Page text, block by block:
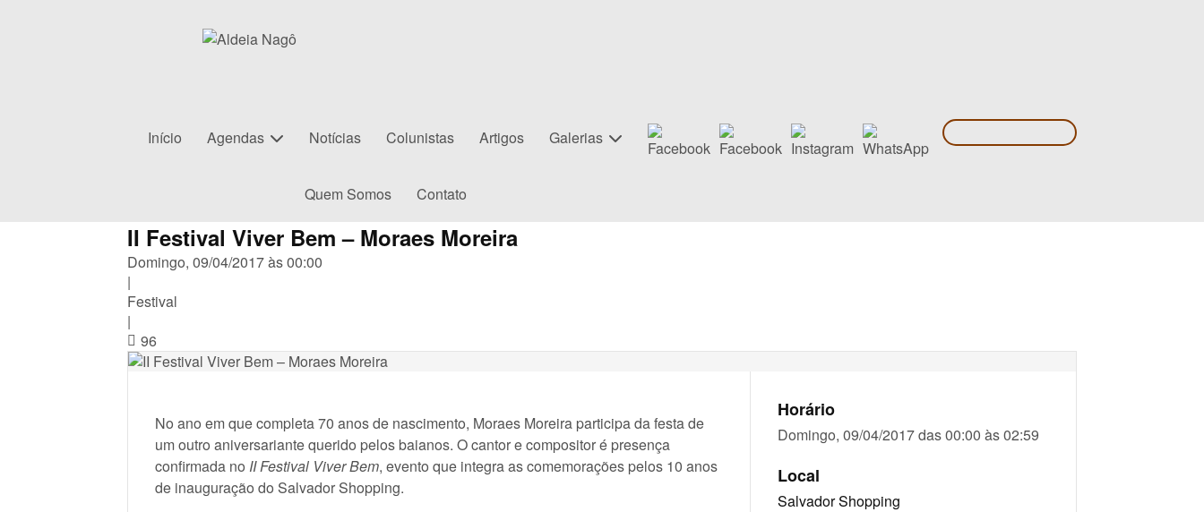
Início Agendas Notícias Colunistas Artigos Galerias
Quem Somos Contato
II Festival Viver Bem – Moraes Moreira
Domingo, 09/04/2017 às 00:00
|
Festival
|
96
No ano em que completa 70 anos de nascimento, Moraes Moreira participa da festa de
um outro aniversariante querido pelos baianos. O cantor e compositor é presença
confirmada no II Festival Viver Bem, evento que integra as comemorações pelos 10 anos
de inauguração do Salvador Shopping.
Horário
Domingo, 09/04/2017 das 00:00 às 02:59
Local
Salvador Shopping